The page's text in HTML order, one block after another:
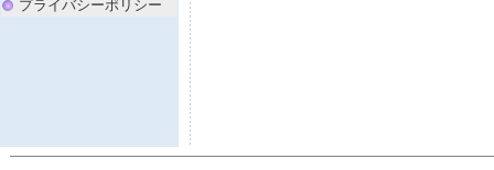
プライバシーポリシー